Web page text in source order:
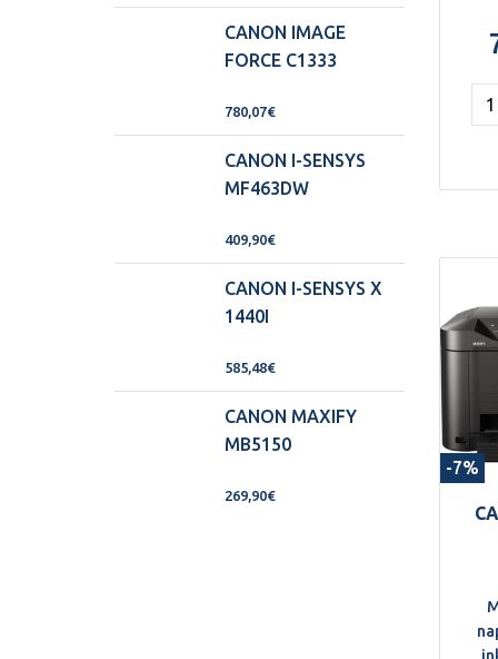
CANON IMAGE
FORCE C1333
780,07€
CANON I-SENSYS
MF463DW
409,90€
CANON I-SENSYS X
1440I
585,48€
CANON MAXIFY
MB5150
269,90€
-7%